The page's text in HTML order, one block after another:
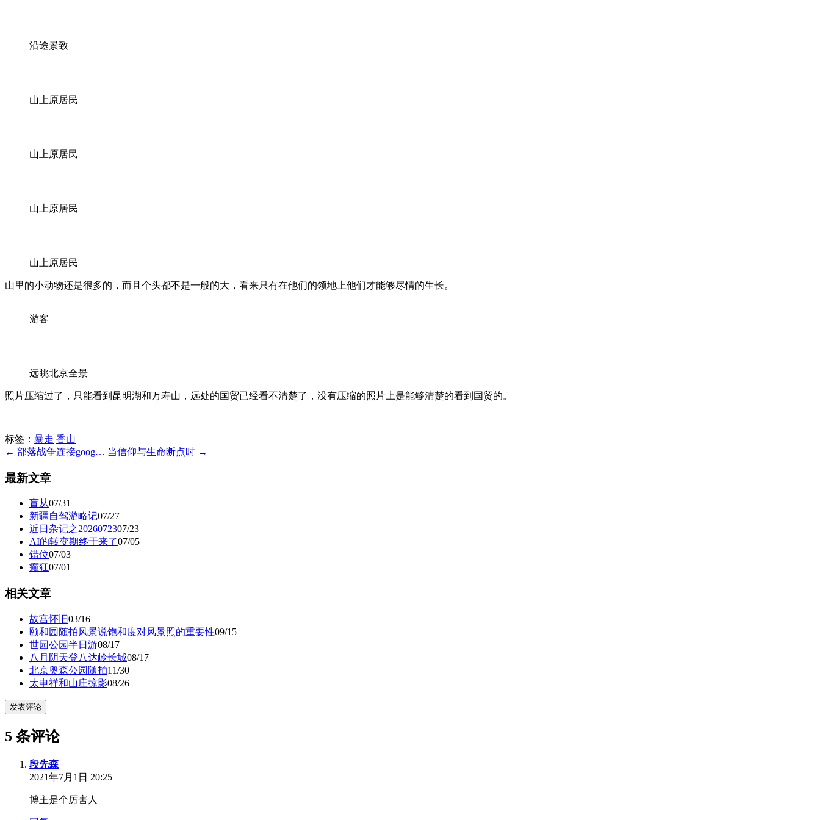
沿途景致
山上原居民
山上原居民
山上原居民
山上原居民
山里的小动物还是很多的，而且个头都不是一般的大，看来只有在他们的领地上他们才能够尽情的生长。
游客
远眺北京全景
照片压缩过了，只能看到昆明湖和万寿山，远处的国贸已经看不清楚了，没有压缩的照片上是能够清楚的看到国贸的。
标签： 暴走 香山
← 部落战争连接goog… 当信仰与生命断点时 →
最新文章
盲从07/31
新疆自驾游略记07/27
近日杂记之2026072307/23
AI的转变期终于来了07/05
错位07/03
癫狂07/01
相关文章
故宫怀旧03/16
颐和园随拍风景说饱和度对风景照的重要性09/15
世园公园半日游08/17
八月阴天登八达岭长城08/17
北京奥森公园随拍11/30
太申祥和山庄掠影08/26
发表评论
5 条评论
段先森
2021年7月1日 20:25
博主是个厉害人